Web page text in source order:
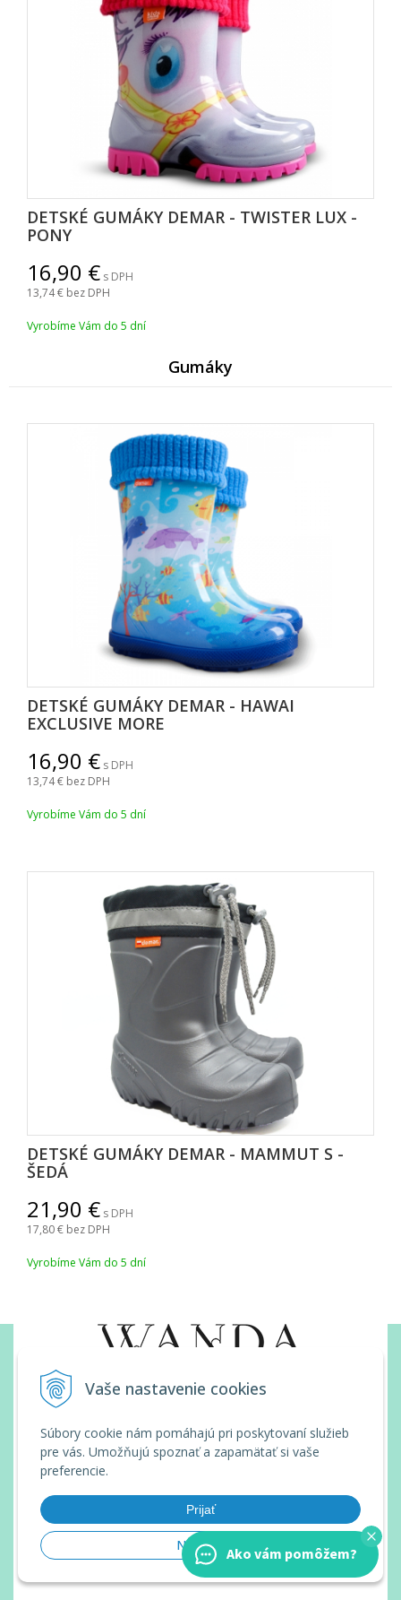
Vaše nastavenie cookies
Súbory cookie nám pomáhajú pri poskytovaní služieb
pre vás. Umožňujú spoznať a zapamätať si vaše
preferencie.
Prijať
Nastaviť
DETSKÉ GUMÁKY DEMAR - TWISTER LUX -
PONY
16,90
s DPH
13,74 bez DPH
Vyrobíme Vám do 5 dní
Gumáky
DETSKÉ GUMÁKY DEMAR - HAWAI
EXCLUSIVE MORE
16,90
s DPH
13,74 bez DPH
Vyrobíme Vám do 5 dní
DETSKÉ GUMÁKY DEMAR - MAMMUT S -
EDÁ
21,90
s DPH
17,80 bez DPH
Vyrobíme Vám do 5 dní
KONTAKT
Wanda Slovakia s.r.o.
958 43 Nedanovce
INFOLINKA
Ako vám pomôžem?